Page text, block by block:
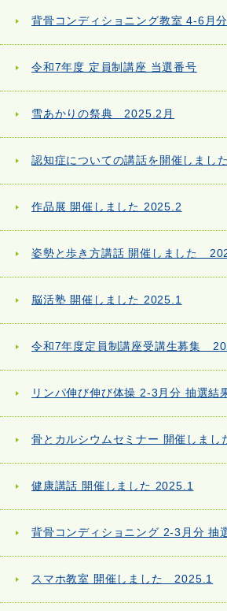
背骨コンディショニング教室 4-6月
令和7年度 定員制講座 当選番号
雪あかりの祭典 2025.2月
認知症についての講話を開催しま
作品展 開催しました 2025.2
姿勢と歩き方講話 開催しました
脳活塾 開催しました 2025.1
令和7年度定員制講座受講生募集
リンパ伸び伸び体操 2-3月分 抽選
骨とカルシウムセミナー 開催しまし
健康講話 開催しました 2025.1
背骨コンディショニング 2-3月分 抽
スマホ教室 開催しました 2025.1